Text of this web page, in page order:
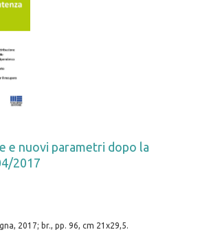
e nuovi parametri dopo la
2017
2017; br., pp. 96, cm 21x29,5.